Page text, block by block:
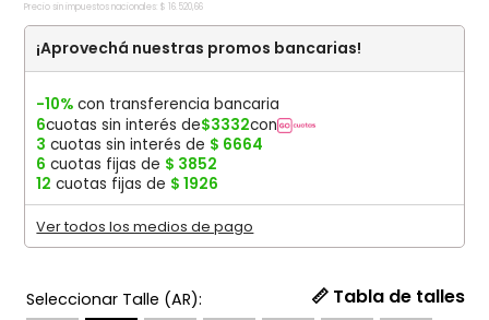
Precio sin impuestos nacionales: $ 16 520,66
¡Aprovechá nuestras promos bancarias!
-10% con transferencia bancaria
6cuotas sin interés de$3332con
3 cuotas sin interés de $ 6664
6 cuotas fijas de $ 3852
12 cuotas fijas de $ 1926
Ver todos los medios de pago
📏 Tabla de talles